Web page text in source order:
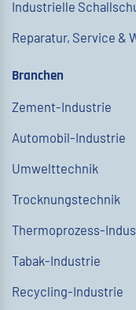
Industrielle
Reparatur, Service &
Branchen
Zement-Industrie
Automobil-Industrie
Umwelttechnik
Trocknungstechnik
Thermoprozess-
Tabak-Industrie
Recycling-Industrie